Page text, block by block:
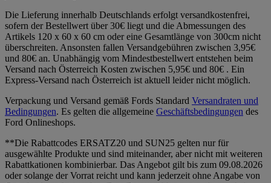
Die Lieferung innerhalb Deutschlands erfolgt versandkostenfrei,
sofern der Bestellwert über 30€ liegt und die Abmessungen des
Artikels 120 x 60 x 60 cm oder eine Gesamtlänge von 300cm nicht
überschreiten. Ansonsten fallen Versandgebühren zwischen 3,95€
und 80€ an. Unabhängig vom Mindestbestellwert entstehen beim
Versand nach Österreich Kosten zwischen 5,95€ und 80€ . Ein
Express-Versand nach Österreich ist aktuell leider nicht möglich.
Verpackung und Versand gemäß Fords Standard Versandraten und
Bedingungen. Es gelten die allgemeine Geschäftsbedingungen des
Ford Onlineshops.
**Die Rabattcodes ERSATZ20 und SUN25 gelten nur für
ausgewählte Produkte und sind miteinander, aber nicht mit weiteren
Rabattkationen kombinierbar. Das Angebot gilt bis zum 09.08.2026
oder solange der Vorrat reicht und kann jederzeit ohne Angabe von